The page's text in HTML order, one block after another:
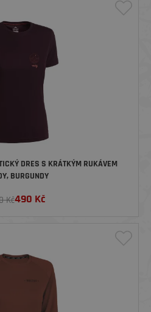
DRES S KRÁTKÝM RUKÁVEM
BURGUNDY
Kč490 Kč